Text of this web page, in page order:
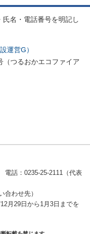
氏名・電話番号を明記し
運営G）
つるおかエコファイア
話：0235-25-2111（代表
合わせ先）
月29日から1月3日までを